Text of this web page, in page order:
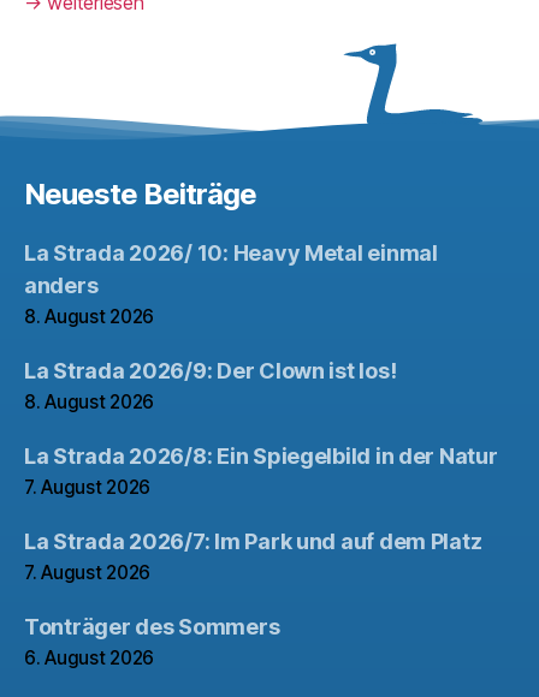
Neueste Beiträge
La Strada 2026/ 10: Heavy Metal einmal
anders
8. August 2026
La Strada 2026/9: Der Clown ist los!
8. August 2026
La Strada 2026/8: Ein Spiegelbild in der Natur
7. August 2026
La Strada 2026/7: Im Park und auf dem Platz
7. August 2026
Tonträger des Sommers
6. August 2026